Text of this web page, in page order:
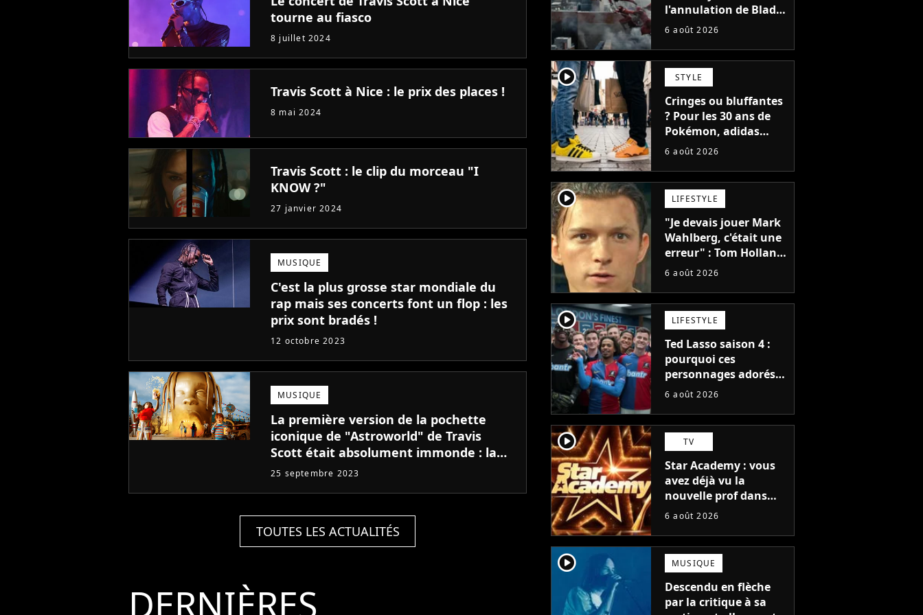
tourne au fiasco
8 juillet 2024
Travis Scott à Nice : le prix des places !
8 mai 2024
Travis Scott : le clip du morceau "I
KNOW ?"
27 janvier 2024
MUSIQUE
C'est la plus grosse star mondiale du
rap mais ses concerts font un flop : les
prix sont bradés !
12 octobre 2023
MUSIQUE
La première version de la pochette
iconique de "Astroworld" de Travis
Scott était absolument immonde : la
preuve en image
25 septembre 2023
TOUTES LES ACTUALITÉS
DERNIÈRES
l'annulation de Blade
montrent que Marvel
faire quoi que ce soit
de simple
6 août 2026
player2 STYLE
Cringes ou bluffantes
? Pour les 30 ans de
Pokémon, adidas
dévoile une énorme
et je ne sais pas quoi
en penser
6 août 2026
player2 LIFESTYLE
"Je devais jouer Mark
Wahlberg, c'était une
erreur" : Tom Holland,
la star de Spider-Man,
blockbuster
6 août 2026
player2 LIFESTYLE
Ted Lasso saison 4 :
pourquoi ces
personnages adorés
des fans ne sont pas
6 août 2026
player2 TV
Star Academy : vous
avez déjà vu la
nouvelle prof dans
The Voice et aux
6 août 2026
player2 MUSIQUE
Descendu en flèche
par la critique à sa